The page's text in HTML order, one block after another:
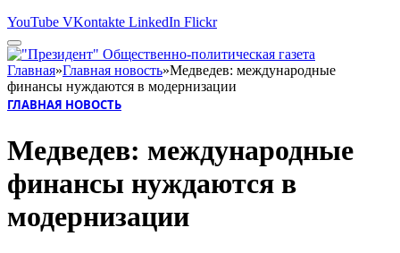
YouTube VKontakte LinkedIn Flickr
Главная»Главная новость»Медведев: международные
финансы нуждаются в модернизации
ГЛАВНАЯ НОВОСТЬ
Медведев: международные
финансы нуждаются в
модернизации